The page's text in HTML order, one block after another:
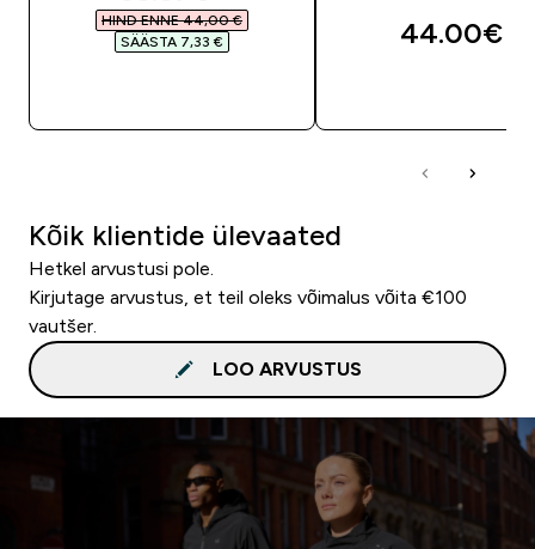
HIND ENNE 44,00 €‎
SÄÄSTA 7,33 €‎
44.00€‎
Kõik klientide ülevaated
Hetkel arvustusi pole.
Kirjutage arvustus, et teil oleks võimalus võita €100
vautšer.
LOO ARVUSTUS